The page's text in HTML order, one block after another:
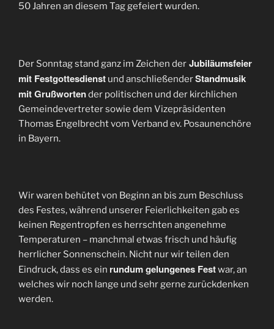
50 Jahren an diesem Tag gefeiert wurden.
Der Sonntag stand ganz im Zeichen der Jubiläumsfeier
mit Festgottesdienst und anschließenderStandmusik
mit Grußwortender politischen und der kirchlichen
Gemeindevertreter sowie dem Vizepräsidenten
Thomas Engelbrecht vom Verband ev. Posaunenchöre
in Bayern.
Wir waren behütet von Beginn an bis zum Beschluss
des Festes, während unserer Feierlichkeiten gab es
keinen Regentropfen es herrschten angenehme
Temperaturen – manchmal etwas frisch und häufig
herrlicher Sonnenschein. Nicht nur wir teilen den
Eindruck, dass es ein rundum gelungenes Festwar, an
welches wir noch lange und sehr gerne zurückdenken
werden.